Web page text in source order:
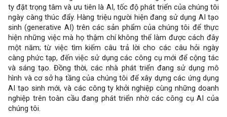
ty đặt trọng tâm và ưu tiên là AI, tốc độ phát triển của chúng tôi
ngày càng thúc đẩy. Hàng triệu người hiện đang sử dụng AI tạo
sinh (generative AI) trên các sản phẩm của chúng tôi để thực
hiện những việc mà họ thậm chí không thể làm được cách đây
một năm; từ việc tìm kiếm câu trả lời cho các câu hỏi ngày
càng phức tạp, đến việc sử dụng các công cụ mới để cộng tác
và sáng tạo. Đồng thời, các nhà phát triển đang sử dụng mô
hình và cơ sở hạ tầng của chúng tôi để xây dựng các ứng dụng
AI tạo sinh mới, và các công ty khởi nghiệp cùng những doanh
nghiệp trên toàn cầu đang phát triển nhờ các công cụ AI của
chúng tôi.